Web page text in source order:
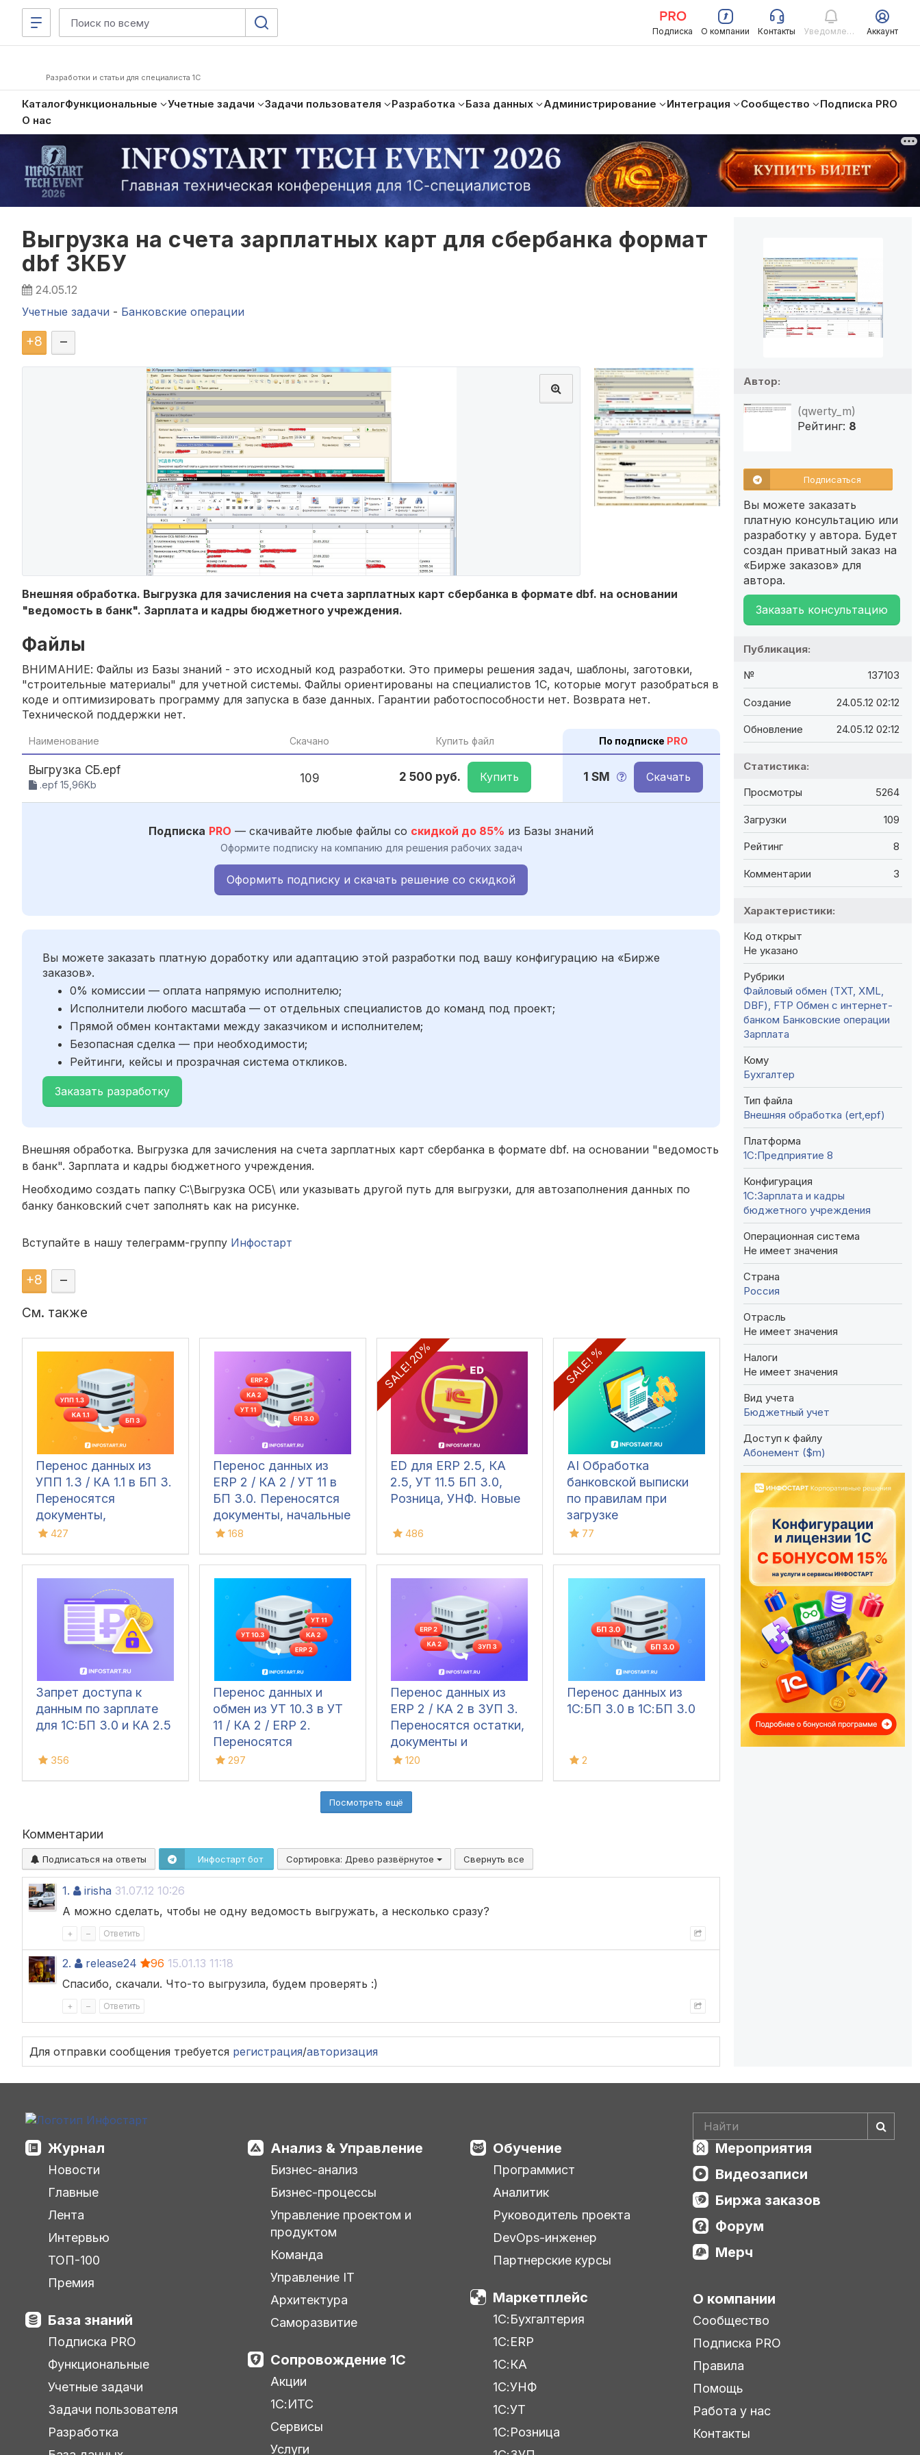
Подписка О компании Контакты Уведомления Аккаунт
Разработки и статьи для специалиста 1С
КаталогФункциональные Учетные задачи Задачи пользователя Разработка База данных Администрирование Интеграция Сообщество
Подписка PRO
О нас
Выгрузка на счета зарплатных карт для сбербанка формат
dbf ЗКБУ
24.05.12
Учетные задачи - Банковские операции
+8 –
Внешняя обработка. Выгрузка для зачисления на счета зарплатных карт сбербанка в формате dbf. на основании
"ведомость в банк". Зарплата и кадры бюджетного учреждения.
Файлы
ВНИМАНИЕ: Файлы из Базы знаний - это исходный код разработки. Это примеры решения задач, шаблоны, заготовки,
"строительные материалы" для учетной системы. Файлы ориентированы на специалистов 1С, которые могут разобраться в
коде и оптимизировать программу для запуска в базе данных. Гарантии работоспособности нет. Возврата нет.
Технической поддержки нет.
Наименование Скачано Купить файл По подписке PRO
Выгрузка СБ.epf
.epf 15,96Kb 109 2 500 руб. Купить 1 SM Скачать
Подписка PRO — скачивайте любые файлы со скидкой до 85% из Базы знаний
Оформите подписку на компанию для решения рабочих задач
Оформить подписку и скачать решение со скидкой
Вы можете заказать платную доработку или адаптацию этой разработки под вашу конфигурацию на «Бирже
заказов».
0% комиссии — оплата напрямую исполнителю;
Исполнители любого масштаба — от отдельных специалистов до команд под проект;
Прямой обмен контактами между заказчиком и исполнителем;
Безопасная сделка — при необходимости;
Рейтинги, кейсы и прозрачная система откликов.
Заказать разработку
Внешняя обработка. Выгрузка для зачисления на счета зарплатных карт сбербанка в формате dbf. на основании "ведомость
в банк". Зарплата и кадры бюджетного учреждения.
Необходимо создать папку C:\Выгрузка ОСБ\ или указывать другой путь для выгрузки, для автозаполнения данных по
банку банковский счет заполнять как на рисунке.
Вступайте в нашу телеграмм-группу Инфостарт
+8 –
См. также
Перенос данных из
УПП 1.3 / КА 1.1 в БП 3.
Переносятся
документы,
справочники и
427
Перенос данных из
ERP 2 / КА 2 / УТ 11 в
БП 3.0. Переносятся
документы, начальные
остатки и справочники
168
SALE! 20%
ED для ERP 2.5, КА
2.5, УТ 11.5 БП 3.0,
Розница, УНФ. Новые
486
SALE! %
AI Обработка
банковской выписки
по правилам при
загрузке
77
Запрет доступа к
данным по зарплате
для 1C:БП 3.0 и КА 2.5
356
Перенос данных и
обмен из УТ 10.3 в УТ
11 / КА 2 / ERP 2.
Переносятся
документы,
297
Перенос данных из
ERP 2 / КА 2 в ЗУП 3.
Переносятся остатки,
документы и
справочники
120
Перенос данных из
1С:БП 3.0 в 1С:БП 3.0
2
Посмотреть ещё
Комментарии
Подписаться на ответы Инфостарт бот Сортировка: Древо развёрнутое Свернуть все
1. irisha 31.07.12 10:26
А можно сделать, чтобы не одну ведомость выгружать, а несколько сразу?
+ – Ответить
2. release24 96 15.01.13 11:18
Спасибо, скачали. Что-то выгрузила, будем проверять :)
+ – Ответить
Для отправки сообщения требуется регистрация/авторизация
Автор:
(qwerty_m)
Рейтинг: 8
Подписаться
Вы можете заказать
платную консультацию или
разработку у автора. Будет
создан приватный заказ на
«Бирже заказов» для
автора.
Заказать консультацию
Публикация:
№ 137103
Создание 24.05.12 02:12
Обновление 24.05.12 02:12
Статистика:
Просмотры 5264
Загрузки 109
Рейтинг 8
Комментарии 3
Характеристики:
Код открыт
Не указано
Рубрики
Файловый обмен (TXT, XML,
DBF), FTP Обмен с интернет-
банком Банковские операции
Зарплата
Кому
Бухгалтер
Тип файла
Внешняя обработка (ert,epf)
Платформа
1С:Предприятие 8
Конфигурация
1С:Зарплата и кадры
бюджетного учреждения
Операционная система
Не имеет значения
Страна
Россия
Отрасль
Не имеет значения
Налоги
Не имеет значения
Вид учета
Бюджетный учет
Доступ к файлу
Абонемент ($m)
Журнал
Новости
Главные
Лента
Интервью
ТОП-100
Премия
База знаний
Подписка PRO
Функциональные
Учетные задачи
Задачи пользователя
Разработка
Анализ & Управление
Бизнес-анализ
Бизнес-процессы
Управление проектом и
продуктом
Команда
Управление IT
Архитектура
Саморазвитие
Сопровождение 1С
Акции
1С:ИТС
Сервисы
Услуги
Обучение
Программист
Аналитик
Руководитель проекта
DevOps-инженер
Партнерские курсы
Маркетплейс
1С:Бухгалтерия
1С:ERP
1С:КА
1С:УНФ
1С:УТ
1С:Розница
Мероприятия
Видеозаписи
Биржа заказов
Форум
Мерч
О компании
Сообщество
Подписка PRO
Правила
Помощь
Работа у нас
Контакты